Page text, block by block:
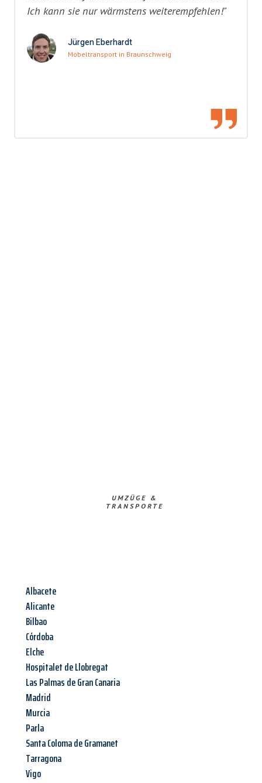
Ich kann sie nur wärmstens weiterempfehlen!"
Jürgen Eberhardt
Möbeltransport in Braunschweig
UMZÜGE &
TRANSPORTE
Albacete
Alicante
Bilbao
Córdoba
Elche
Hospitalet de Llobregat
Las Palmas de Gran Canaria
Madrid
Murcia
Parla
Santa Coloma de Gramanet
Tarragona
Vigo